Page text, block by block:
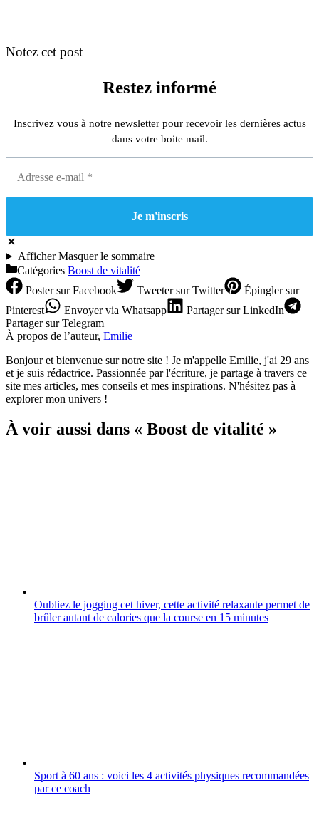
Notez cet post
Restez informé
Inscrivez vous à notre newsletter pour recevoir les dernières actus
dans votre boite mail.
AfficherMasquerle sommaire
Catégories Boost de vitalité
Postersur Facebook Tweetersur Twitter Épinglersur
Pinterest
Envoyervia Whatsapp Partagersur LinkedIn
Partagersur Telegram
À propos de l’auteur, Emilie
Bonjour et bienvenue sur notre site ! Je m'appelle Emilie, j'ai 29 ans
et je suis rédactrice. Passionnée par l'écriture, je partage à travers ce
site mes articles, mes conseils et mes inspirations. N'hésitez pas à
explorer mon univers !
À voir aussi dans « Boost de vitalité »
Oubliez le jogging cet hiver, cette activité relaxante permet de
brûler autant de calories que la course en 15 minutes
Sport à 60 ans : voici les 4 activités physiques recommandées
par ce coach